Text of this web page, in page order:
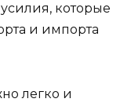
которые
и импорта
легко и